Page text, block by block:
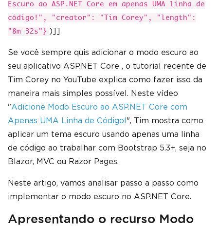
Escuro ao ASP.NET Core em apenas UMA linha de
código!", "creator": "Tim Corey", "length":
"8m 32s"} )]]
Se você sempre quis adicionar o modo escuro ao
seu aplicativo ASP.NET Core , o tutorial recente de
Tim Corey no YouTube explica como fazer isso da
maneira mais simples possível. Neste vídeo
"Adicione Modo Escuro ao ASP.NET Core com
Apenas UMA Linha de Código!", Tim mostra como
aplicar um tema escuro usando apenas uma linha
de código ao trabalhar com Bootstrap 5.3+, seja no
Blazor, MVC ou Razor Pages.
Neste artigo, vamos analisar passo a passo como
implementar o modo escuro no ASP.NET Core.
Apresentando o recurso Modo